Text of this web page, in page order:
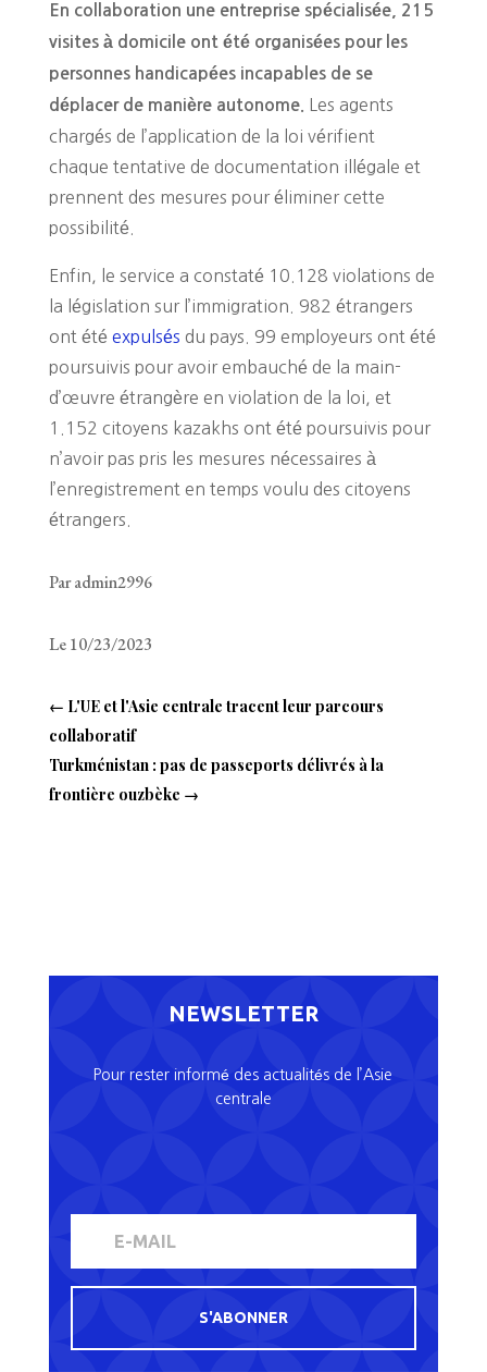
En collaboration une entreprise spécialisée, 215
visites à domicile ont été organisées pour les
personnes handicapées incapables de se
déplacer de manière autonome.
Les agents
chargés de l’application de la loi vérifient
chaque tentative de documentation illégale et
prennent des mesures pour éliminer cette
possibilité.
Enfin, le service a constaté 10.128 violations de
la législation sur l’immigration. 982 étrangers
ont été expulsés du pays. 99 employeurs ont été
poursuivis pour avoir embauché de la main-
d’œuvre étrangère en violation de la loi, et
1.152 citoyens kazakhs ont été poursuivis pour
n’avoir pas pris les mesures nécessaires à
l’enregistrement en temps voulu des citoyens
étrangers.
Par admin2996
Le 10/23/2023
← L'UE et l'Asie centrale tracent leur parcours
collaboratif
Turkménistan : pas de passeports délivrés à la
frontière ouzbèke →
NEWSLETTER
Pour rester informé des actualités de l’Asie
centrale
S'ABONNER